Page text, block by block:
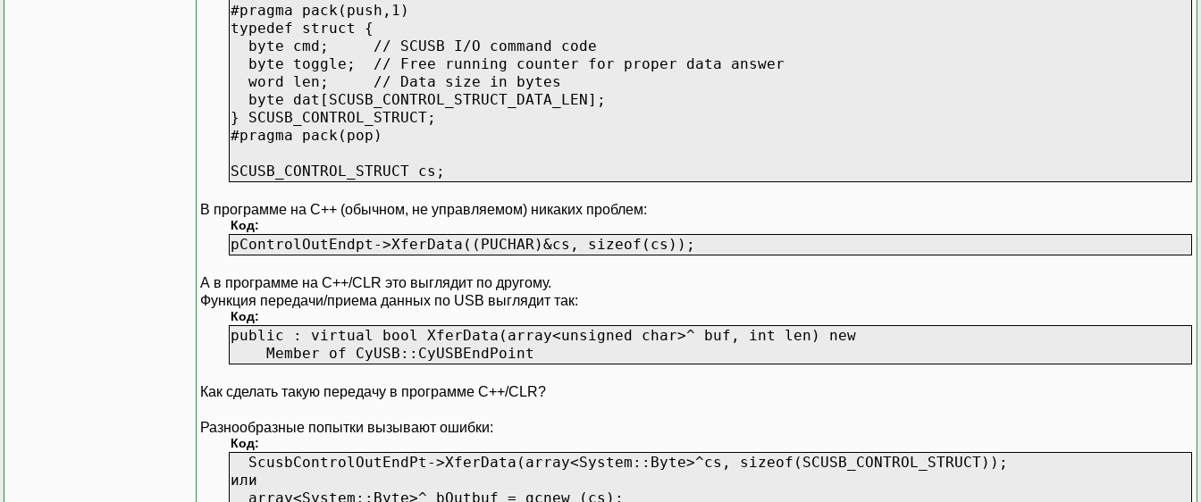
#pragma pack(push,1)
typedef struct {
byte cmd; // SCUSB I/O command code
byte toggle; // Free running counter for proper data answer
word len; // Data size in bytes
byte dat[SCUSB_CONTROL_STRUCT_DATA_LEN];
} SCUSB_CONTROL_STRUCT;
#pragma pack(pop)
SCUSB_CONTROL_STRUCT cs;
В программе на C++ (обычном, не управляемом) никаких проблем:
Код:
pControlOutEndpt->XferData((PUCHAR)&cs, sizeof(cs));
А в программе на C++/CLR это выглядит по другому.
Функция передачи/приема данных по USB выглядит так:
Код:
public : virtual bool XferData(array<unsigned char>^ buf, int len) new
Member of CyUSB::CyUSBEndPoint
Как сделать такую передачу в программе C++/CLR?
Разнообразные попытки вызывают ошибки:
Код:
ScusbControlOutEndPt->XferData(array<System::Byte>^cs, sizeof(SCUSB_CONTROL_STRUCT));
или
array<System::Byte>^ bOutbuf = gcnew (cs);